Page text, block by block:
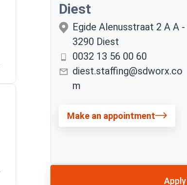
Diest
Egide Alenusstraat 2 A A -
3290 Diest
0032 13 56 00 60
diest.staffing@sdworx.co
m
Make an appointment